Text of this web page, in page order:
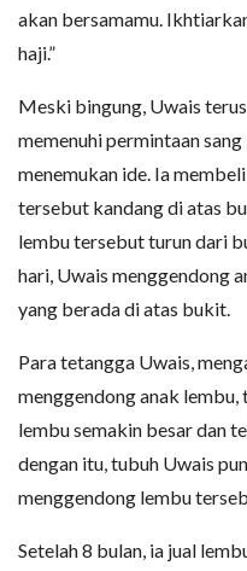
akan bersamamu.
haji.”
Meski bingung, Uwais
memenuhi permintaan
menemukan ide. Ia
tersebut kandang di atas
lembu tersebut turun dari
hari, Uwais menggendong
yang berada di atas bukit.
Para tetangga Uwais,
menggendong anak
lembu semakin besar dan
dengan itu, tubuh Uwais
menggendong lembu
Setelah 8 bulan, ia jual